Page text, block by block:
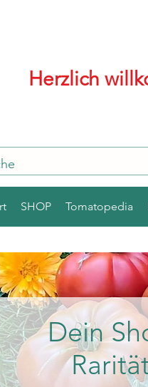
Herzlich
SHOP Tomatopedia
Dein